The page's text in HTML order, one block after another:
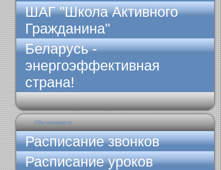
ШАГ "Школа Активного
Гражданина"
Беларусь -
энергоэффективная
страна!
Обучающимся
Расписание звонков
Расписание уроков